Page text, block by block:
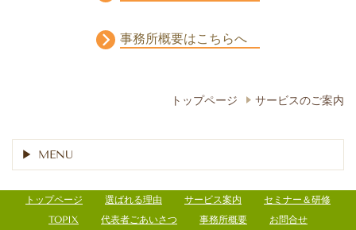
事務所概要はこちらへ
トップページ サービスのご案内
MENU
トップページ 選ばれる理由 サービス案内
セミナー＆研修
TOPIX
代表者ごあいさつ 事務所概要 お問合せ